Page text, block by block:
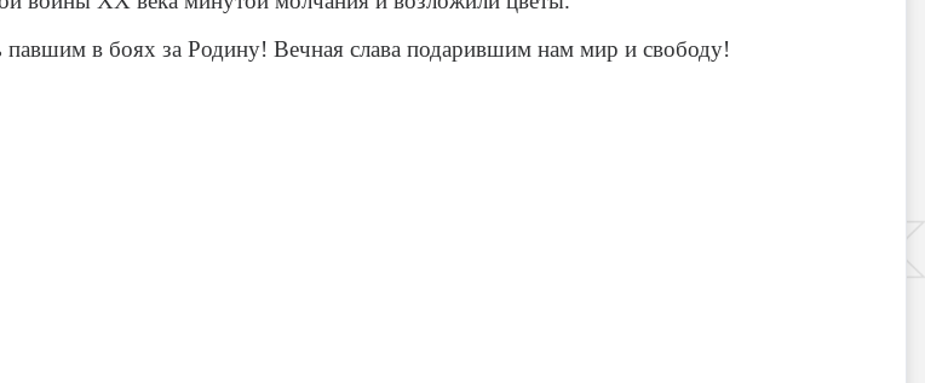
павшим в боях за Родину! Вечная слава подарившим нам мир и свободу!